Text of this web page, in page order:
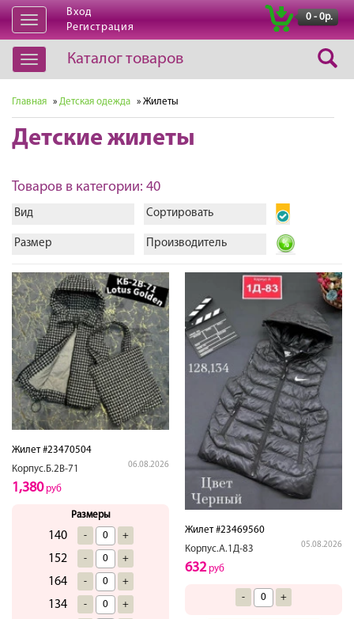
Открыть
навигацию
Вход
Регистрация
0 - 0р.
Открыть
навигацию
Каталог товаров
Главная » Детская одежда » Жилеты
Детские жилеты
Товаров в категории: 40
Вид Сортировать
Размер Производитель
Жилет #23470504
Корпус.Б.2В-71
06.08.2026
1,380руб
Размеры
140 - +
152 - +
164 - +
134 - +
Жилет #23469560
Корпус.А.1Д-83
05.08.2026
632руб
- +